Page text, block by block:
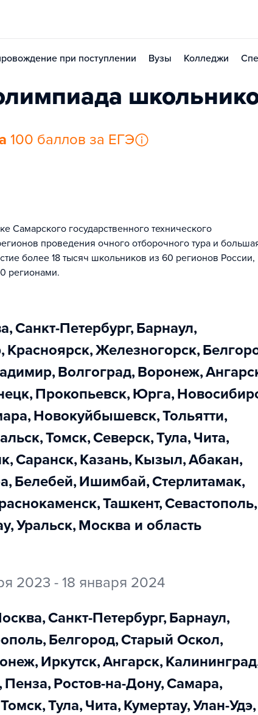
при поступлении Вузы Колледжи
100 баллов за ЕГЭ
государственного технического
проведения очного отборочного тура и
более 18 тысяч школьников из 60 регионов России,
регионами.
, Санкт-Петербург, Барнаул,
, Красноярск, Железногорск,
, Волгоград, Воронеж,
, Прокопьевск, Юрга,
, Новокуйбышевск, Тольятти,
, Томск, Северск, Тула, Чита,
, Саранск, Казань, Кызыл, Абакан,
, Белебей, Ишимбай, Стерлитамак,
, Ташкент, Севастополь,
, Уральск,
Москва и область
2023 - 18 января 2024
Москва, Санкт-Петербург, Барнаул,
, Белгород, Старый Оскол,
, Иркутск, Ангарск, Калининград
, Пенза, Ростов-на-Дону, Самара,
Томск, Тула, Чита, Кумертау, Улан-Удэ,